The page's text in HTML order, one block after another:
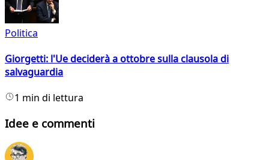
Politica
Giorgetti: l'Ue deciderà a ottobre sulla clausola di
salvaguardia
1 min di lettura
Idee e commenti